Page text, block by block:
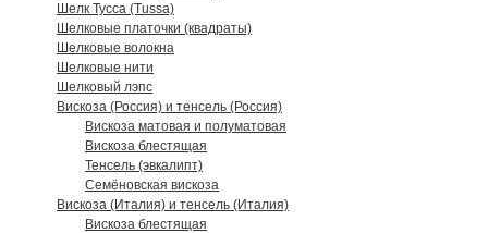
Шелк Тусса (Tussa)
Шелковые платочки (квадраты)
Шелковые волокна
Шелковые нити
Шелковый лэпс
Вискоза (Россия) и тенсель (Россия)
Вискоза матовая и полуматовая
Вискоза блестящая
Тенсель (эвкалипт)
Семёновская вискоза
Вискоза (Италия) и тенсель (Италия)
Вискоза блестящая